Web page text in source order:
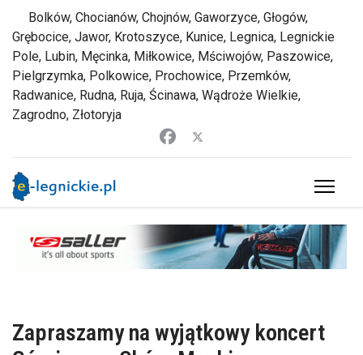
Bolków, Chocianów, Chojnów, Gaworzyce, Głogów,
Grębocice, Jawor, Krotoszyce, Kunice, Legnica, Legnickie
Pole, Lubin, Męcinka, Miłkowice, Mściwojów, Paszowice,
Pielgrzymka, Polkowice, Prochowice, Przemków,
Radwanice, Rudna, Ruja, Ścinawa, Wądroże Wielkie,
Zagrodno, Złotoryja
Zapraszamy na wyjątkowy koncert